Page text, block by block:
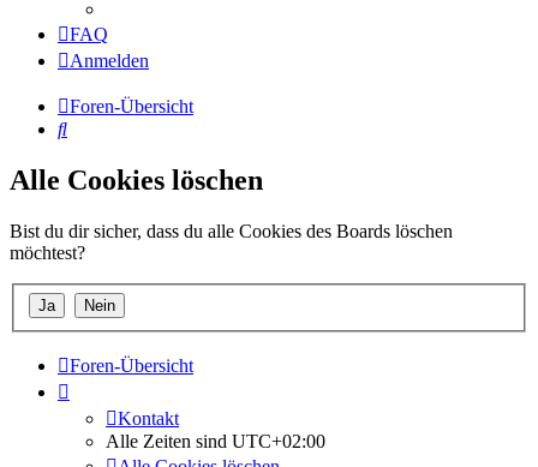
FAQ
Anmelden
Foren-Übersicht
Suche
Alle Cookies löschen
Bist du dir sicher, dass du alle Cookies des Boards löschen
möchtest?
Foren-Übersicht
Kontakt
Alle Zeiten sind UTC+02:00